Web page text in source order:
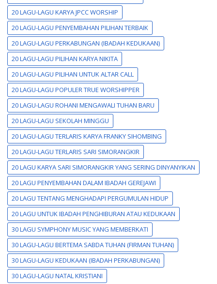
20 LAGU-LAGU KARYA JPCC WORSHIP
20 LAGU-LAGU PENYEMBAHAN PILIHAN TERBAIK
20 LAGU-LAGU PERKABUNGAN (IBADAH KEDUKAAN)
20 LAGU-LAGU PILIHAN KARYA NIKITA
20 LAGU-LAGU PILIHAN UNTUK ALTAR CALL
20 LAGU-LAGU POPULER TRUE WORSHIPPER
20 LAGU-LAGU ROHANI MENGAWALI TUHAN BARU
20 LAGU-LAGU SEKOLAH MINGGU
20 LAGU-LAGU TERLARIS KARYA FRANKY SIHOMBING
20 LAGU-LAGU TERLARIS SARI SIMORANGKIR
20 LAGU KARYA SARI SIMORANGKIR YANG SERING DINYANYIKAN
20 LAGU PENYEMBAHAN DALAM IBADAH GEREJAWI
20 LAGU TENTANG MENGHADAPI PERGUMULAN HIDUP
20 LAGU UNTUK IBADAH PENGHIBURAN ATAU KEDUKAAN
30 LAGU SYMPHONY MUSIC YANG MEMBERKATI
30 LAGU-LAGU BERTEMA SABDA TUHAN (FIRMAN TUHAN)
30 LAGU-LAGU KEDUKAAN (IBADAH PERKABUNGAN)
30 LAGU-LAGU NATAL KRISTIANI